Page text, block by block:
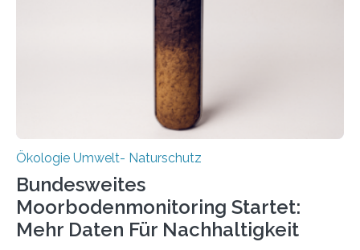
2025 offiziell eingeweihte Stadtrundgang „KreisLauf“. Er
ist ab sofort im Leipziger Stadtgebiet…
Ökologie Umwelt- Naturschutz
Bundesweites
Moorbodenmonitoring Startet:
Mehr Daten Für Nachhaltigkeit